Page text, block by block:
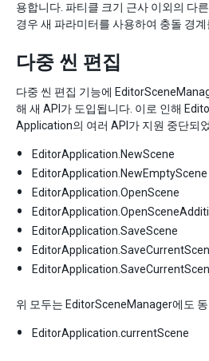
용합니다. 파티클 크기 근사 이외의 다
경우 새 파라미터를 사용하여 충돌 경
다중 씬 편집
다중 씬 편집 기능에
해 새 API가 도입됩니다. 이로 인해
Application의 여러 API가 지원 중단되
EditorApplication.NewScene
EditorApplication.NewEmptyScene
EditorApplication.OpenScene
EditorApplication.SaveScene
위 모두는 EditorSceneManager에도
EditorApplication.currentScene